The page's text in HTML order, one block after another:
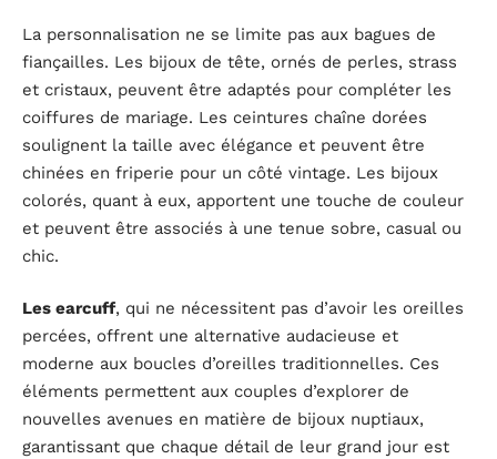
La personnalisation ne se limite pas aux bagues de
fiançailles. Les bijoux de tête, ornés de perles, strass
et cristaux, peuvent être adaptés pour compléter les
coiffures de mariage. Les ceintures chaîne dorées
soulignent la taille avec élégance et peuvent être
chinées en friperie pour un côté vintage. Les bijoux
colorés, quant à eux, apportent une touche de couleur
et peuvent être associés à une tenue sobre, casual ou
chic.
Les earcuff, qui ne nécessitent pas d’avoir les oreilles
percées, offrent une alternative audacieuse et
moderne aux boucles d’oreilles traditionnelles. Ces
éléments permettent aux couples d’explorer de
nouvelles avenues en matière de bijoux nuptiaux,
garantissant que chaque détail de leur grand jour est